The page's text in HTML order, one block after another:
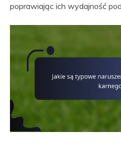
poprawiając ich wydajność